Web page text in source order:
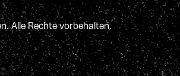
Alle Rechte vorbehalten.